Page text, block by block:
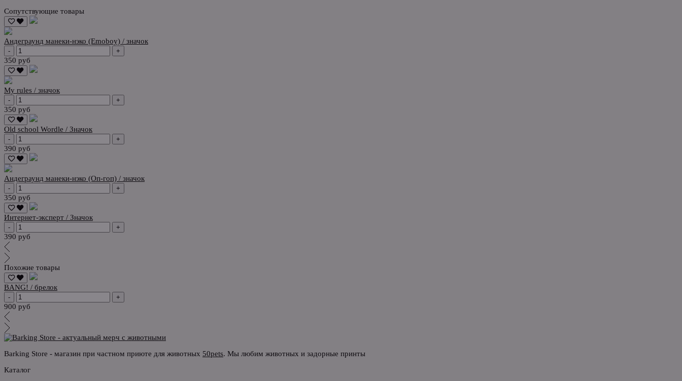
Сопутствующие товары
Андеграунд манеки-нэко (Emoboy) / значок
- +
350 руб
My rules / значок
- +
350 руб
Old school Wordle / Значок
- +
390 руб
Андеграунд манеки-нэко (Оп-гоп) / значок
- +
350 руб
Интернет-эксперт / Значок
- +
390 руб
Похожие товары
BANG! / брелок
- +
900 руб
Barking Store - магазин при частном приюте для животных 50pets. Мы любим животных и задорные принты
Каталог